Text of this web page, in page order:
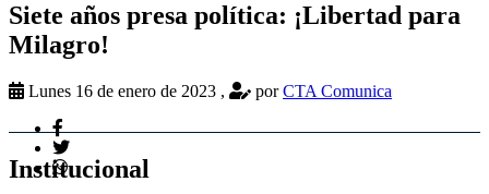
Siete años presa política: ¡Libertad para
Milagro!
Lunes 16 de enero de 2023 , porCTA Comunica
Institucional